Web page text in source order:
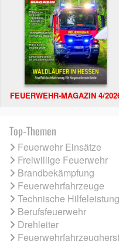
FEUERWEHR-MAGAZIN 4/
Top-Themen
Feuerwehr Einsätze
Freiwillige Feuerwehr
Brandbekämpfung
Feuerwehrfahrzeuge
Technische Hilfeleistung
Berufsfeuerwehr
Drehleiter